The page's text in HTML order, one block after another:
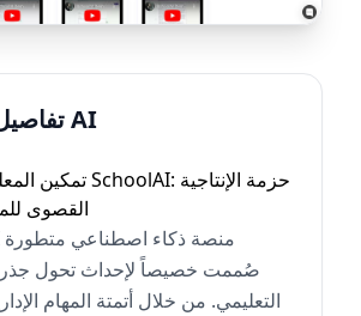
تفاصيل المشروع AI
القصوى
صُممت خصيصاً لإحداث تحول
التعليمي. من خلال أتمتة المهام